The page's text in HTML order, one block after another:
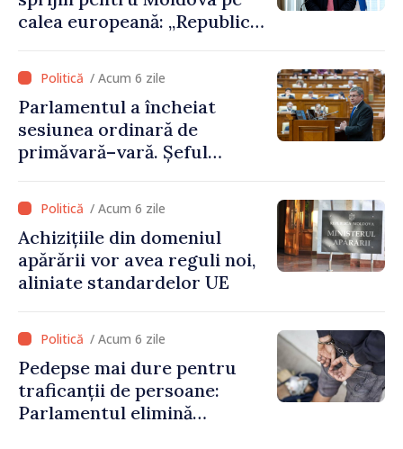
calea europeană: „Republica
loc în Uniunea Europeană”
/ Acum 6 zile
Parlamentul a încheiat
sesiunea ordinară de
primăvară–vară. Șeful
„Ne revedem în ședință
extraordinară pe 24 august”
/ Acum 6 zile
Achizițiile din domeniul
apărării vor avea reguli noi,
aliniate standardelor UE
/ Acum 6 zile
Pedepse mai dure pentru
traficanții de persoane:
Parlamentul elimină